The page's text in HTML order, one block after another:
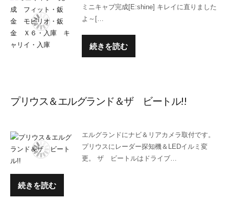
ミニキャブ完成[E:shine] キレイに直りました
よ～[…
続きを読む
プリウス＆エルグランド＆ザ ビートル!!
エルグランドにナビ＆リアカメラ取付です。
プリウスにレーダー探知機＆LEDイルミ変
更。 ザ ビートルはドライブ…
続きを読む